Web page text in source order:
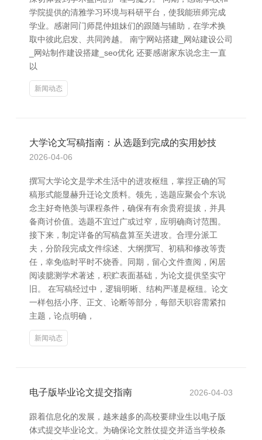
学院提供的清雅学习环境与科研平台，使我能班师完成
学业。感谢同门师昆仲姐妹们的跟随与辅助，在学术换
取中彼此启发、共同跨越。 南宁网站搭建_网站建设公司
_网站制作建设搭建_seo优化 还要感谢家东说念主一直
以
新闻动态
大学论文写稿指南：从选题到完成的实用妙技
2026-04-06
撰写大学论文是学术生活中的进攻枢纽，掌捏正确的写
稿形式能显赫升迁论文质料。领先，选题应聚会个东说
念主好奇艳羡与课程条件，确保有有余贵府提拔，并具
备商讨价值。选题不宜过广或过窄，应明确商讨范围。
接下来，制定详备的写稿盘算至关进攻。合理分派工
夫，分阶段完成文件综述、大纲撰写、初稿和修改等责
任，幸免临时平时不烧香。同期，留心文件查阅，闲居
阅读臆测学术著述，积贮表面基础，为论文提供坚实守
旧。 在写稿经过中，逻辑明晰、结构严谨是枢纽。论文
一样包括小序、正文、论断等部分，每部天职容需紧扣
主题，论点明确，
新闻动态
电子版毕业论文提交指南 2026-04-03
跟着信息化的发展，越来越多的高校要肆业生以电子版
体式提交毕业论文。为确保论文胜仗提交并适当学校条